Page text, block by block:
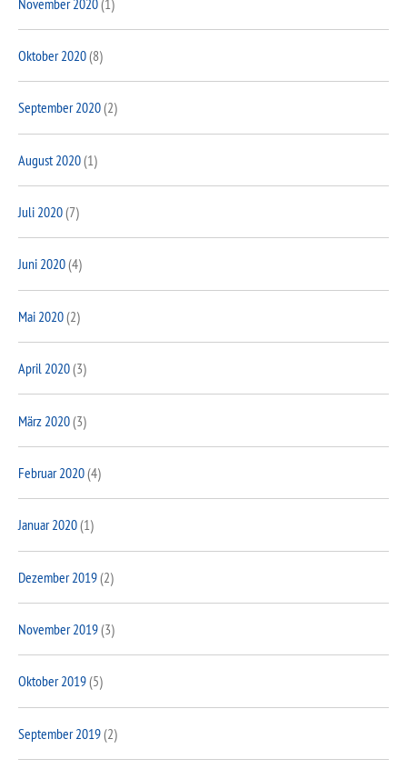
Oktober 2020(8)
September 2020(2)
August 2020(1)
Juli 2020(7)
Juni 2020(4)
Mai 2020(2)
April 2020(3)
März 2020(3)
Februar 2020(4)
Januar 2020(1)
Dezember 2019(2)
November 2019(3)
Oktober 2019(5)
September 2019(2)